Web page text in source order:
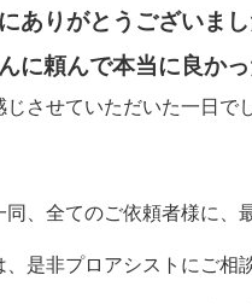
ありがとうございま
に頼んで本当に良かっ
させていただいた一日で
、全てのご依頼者様に、
是非プロアシストにご相